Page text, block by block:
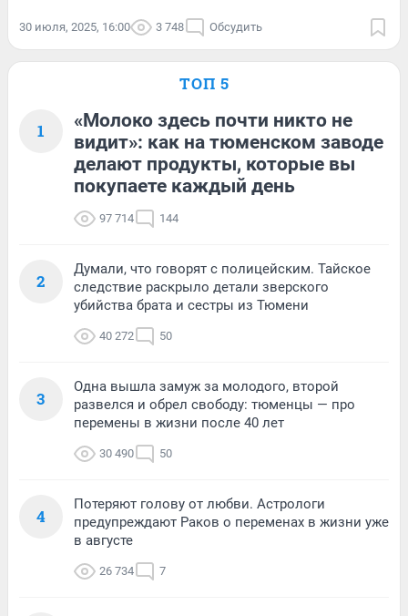
30 июля, 2025, 16:00 3 748 Обсудить
ТОП 5
1
«Молоко здесь почти никто не
видит»: как на тюменском заводе
делают продукты, которые вы
покупаете каждый день
97 714 144
2
Думали, что говорят с полицейским. Тайское
следствие раскрыло детали зверского
убийства брата и сестры из Тюмени
40 272 50
3
Одна вышла замуж за молодого, второй
развелся и обрел свободу: тюменцы — про
перемены в жизни после 40 лет
30 490 50
4
Потеряют голову от любви. Астрологи
предупреждают Раков о переменах в жизни уже
в августе
26 734 7